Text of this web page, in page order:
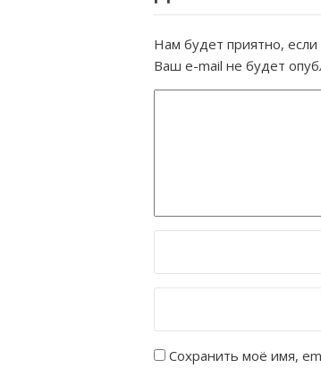
Нам будет приятно,
Ваш e-mail не будет
Сохранить моё имя,